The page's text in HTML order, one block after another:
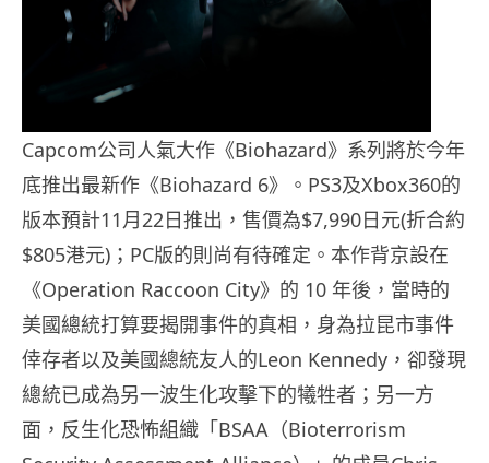
Capcom公司人氣大作《Biohazard》系列將於今年
底推出最新作《Biohazard 6》。PS3及Xbox360的
版本預計11月22日推出，售價為$7,990日元(折合約
$805港元)；PC版的則尚有待確定。本作背京設在
《Operation Raccoon City》的 10 年後，當時的
美國總統打算要揭開事件的真相，身為拉昆市事件
倖存者以及美國總統友人的Leon Kennedy，卻發現
總統已成為另一波生化攻擊下的犧牲者；另一方
面，反生化恐怖組織「BSAA（Bioterrorism